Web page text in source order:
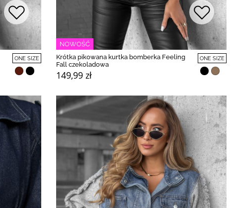
ONE SIZE
NOWOŚĆ
Krótka pikowana kurtka bomberka Feeling
Fall czekoladowa
149,99 zł
ONE SIZE